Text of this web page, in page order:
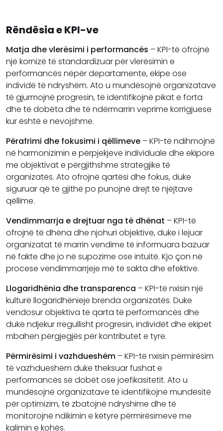
Rëndësia e KPI-ve
Matja dhe vlerësimi i performancës – KPI-të ofrojnë
një kornizë të standardizuar për vlerësimin e
performancës nëpër departamente, ekipe ose
individë të ndryshëm. Ato u mundësojnë organizatave
të gjurmojnë progresin, të identifikojnë pikat e forta
dhe të dobëta dhe të ndërmarrin veprime korrigjuese
kur është e nevojshme.
Përafrimi dhe fokusimi i qëllimeve – KPI-të ndihmojnë
në harmonizimin e përpjekjeve individuale dhe ekipore
me objektivat e përgjithshme strategjike të
organizatës. Ato ofrojnë qartësi dhe fokus, duke
siguruar që të gjithë po punojnë drejt të njëjtave
qëllime.
Vendimmarrja e drejtuar nga të dhënat – KPI-të
ofrojnë të dhëna dhe njohuri objektive, duke i lejuar
organizatat të marrin vendime të informuara bazuar
në fakte dhe jo në supozime ose intuitë. Kjo çon në
procese vendimmarrjeje më të sakta dhe efektive.
Llogaridhënia dhe transparenca – KPI-të nxisin një
kulturë llogaridhënieje brenda organizatës. Duke
vendosur objektiva të qarta të performancës dhe
duke ndjekur rregullisht progresin, individët dhe ekipet
mbahen përgjegjës për kontributet e tyre.
Përmirësimi i vazhdueshëm – KPI-të nxisin përmirësim
të vazhdueshëm duke theksuar fushat e
performancës së dobët ose joefikasitetit. Ato u
mundësojnë organizatave të identifikojnë mundësitë
për optimizim, të zbatojnë ndryshime dhe të
monitorojnë ndikimin e këtyre përmirësimeve me
kalimin e kohës.